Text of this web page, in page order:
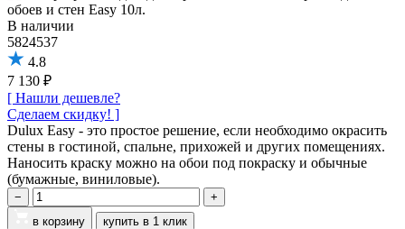
В наличии
5824537
4.8
7 130 ₽
[ Нашли дешевле?
Сделаем скидку! ]
Dulux Easy - это простое решение, если необходимо окрасить
стены в гостиной, спальне, прихожей и других помещениях.
Наносить краску можно на обои под покраску и обычные
(бумажные, виниловые).
−
+
в корзину
купить в 1 клик